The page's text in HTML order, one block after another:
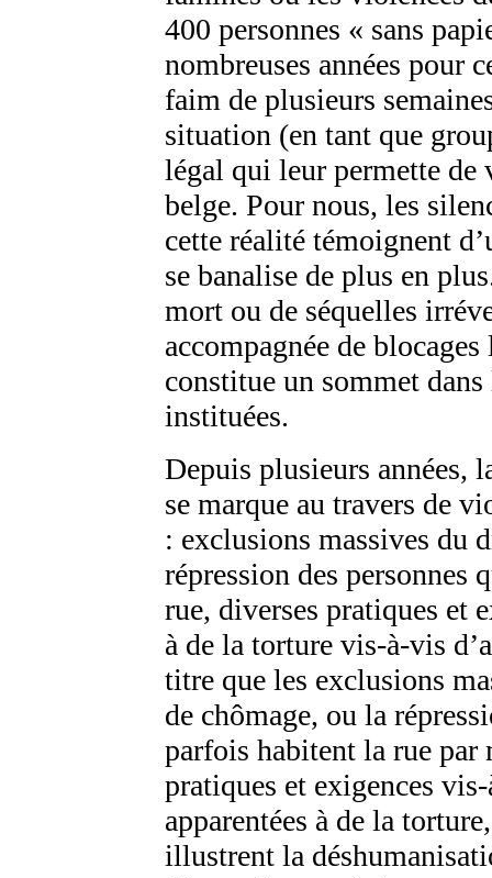
400 personnes « sans
nombreuses années pour
faim de plusieurs
situation (en tant que
légal qui leur permette
belge. Pour nous, les
cette réalité témoignent
se banalise de plus en
mort ou de séquelles
accompagnée de
constitue un sommet
instituées.
Depuis plusieurs années,
se marque au travers de
: exclusions massives du
répression des personnes
rue, diverses pratiques et
à de la torture vis-à-vis
titre que les exclusions
de chômage, ou la
parfois habitent la rue par
pratiques et exigences
apparentées à de la
illustrent la